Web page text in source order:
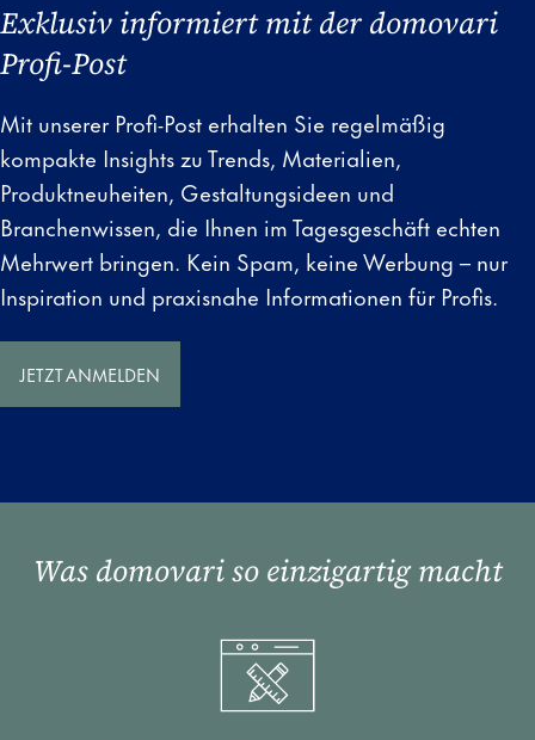
Exklusiv informiert mit der domovari
Profi-Post
Mit unserer Profi-Post erhalten Sie regelmäßig
kompakte Insights zu Trends, Materialien,
Produktneuheiten, Gestaltungsideen und
Branchenwissen, die Ihnen im Tagesgeschäft echten
Mehrwert bringen. Kein Spam, keine Werbung – nur
Inspiration und praxisnahe Informationen für Profis.
JETZT ANMELDEN
Was domovari so einzigartig macht